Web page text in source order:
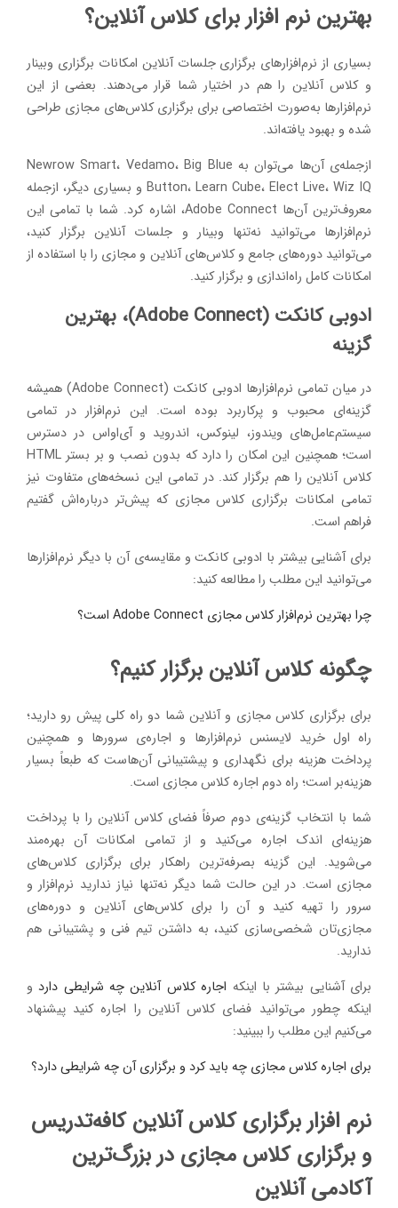
بهترین نرم افزار برای کلاس آنلاین؟
بسیاری از نرم‌افزارهای برگزاری جلسات آنلاین امکانات برگزاری وبینار
و کلاس آنلاین را هم در اختیار شما قرار می‌دهند. بعضی از این
نرم‌افزارها به‌صورت اختصاصی برای برگزاری کلاس‌های مجازی طراحی
شده و بهبود یافته‌اند.
ازجمله‌ی آن‌ها می‌توان به Newrow Smart، Vedamo، Big Blue
Button، Learn Cube، Elect Live، Wiz IQ و بسیاری دیگر، ازجمله
معروف‌ترین آن‌ها Adobe Connect، اشاره کرد. شما با تمامی این
نرم‌افزارها می‌توانید نه‌تنها وبینار و جلسات آنلاین برگزار کنید،
می‌توانید دوره‌های جامع و کلاس‌های آنلاین و مجازی را با استفاده از
امکانات کامل راه‌اندازی و برگزار کنید.
ادوبی کانکت (Adobe Connect)، بهترین
گزینه
در میان تمامی نرم‌افزارها ادوبی کانکت (Adobe Connect) همیشه
گزینه‌ای محبوب و پرکاربرد بوده است. این نرم‌افزار در تمامی
سیستم‌عامل‌های ویندوز، لینوکس، اندروید و آی‌اواس در دسترس
است؛ همچنین این امکان را دارد که بدون نصب و بر بستر HTML
کلاس آنلاین را هم برگزار کند. در تمامی این نسخه‌های متفاوت نیز
تمامی امکانات برگزاری کلاس مجازی که پیش‌تر درباره‌اش گفتیم
فراهم است.
برای آشنایی بیشتر با ادوبی کانکت و مقایسه‌ی آن با دیگر نرم‌افزارها
می‌توانید این مطلب را مطالعه کنید:
چرا بهترین نرم‌افزار کلاس مجازی Adobe Connect است؟
چگونه کلاس آنلاین برگزار کنیم؟
برای برگزاری کلاس مجازی و آنلاین شما دو راه کلی پیش رو دارید؛
راه اول خرید لایسنس نرم‌افزارها و اجاره‌ی سرورها و همچنین
پرداخت هزینه برای نگهداری و پیشتیبانی آن‌هاست که طبعاً بسیار
هزینه‌بر است؛ راه دوم اجاره کلاس مجازی است.
شما با انتخاب گزینه‌ی دوم صرفاً فضای کلاس آنلاین را با پرداخت
هزینه‌ای اندک اجاره می‌کنید و از تمامی امکانات آن بهره‌مند
می‌شوید. این گزینه بصرفه‌ترین راهکار برای برگزاری کلاس‌های
مجازی است. در این حالت شما دیگر نه‌تنها نیاز ندارید نرم‌افزار و
سرور را تهیه کنید و آن را برای کلاس‌های آنلاین و دوره‌های
مجازی‌تان شخصی‌سازی کنید، به داشتن تیم فنی و پشتیبانی هم
ندارید.
برای آشنایی بیشتر با اینکه اجاره کلاس آنلاین چه شرایطی دارد و
اینکه چطور می‌توانید فضای کلاس آنلاین را اجاره کنید پیشنهاد
می‌کنیم این مطلب را ببینید:
برای اجاره کلاس مجازی چه باید کرد و برگزاری آن چه شرایطی دارد؟
نرم افزار برگزاری کلاس آنلاین کافه‌تدریس
و برگزاری کلاس مجازی در بزرگ‌ترین
آکادمی آنلاین